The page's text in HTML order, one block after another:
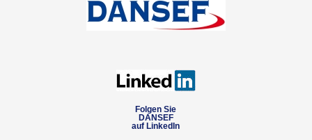
Folgen Sie
DANSEF
auf LinkedIn